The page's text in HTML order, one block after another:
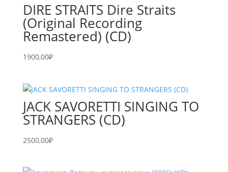
DIRE STRAITS Dire Straits
(Original Recording
Remastered) (CD)
1900,00₽
JACK SAVORETTI SINGING TO
STRANGERS (CD)
2500,00₽